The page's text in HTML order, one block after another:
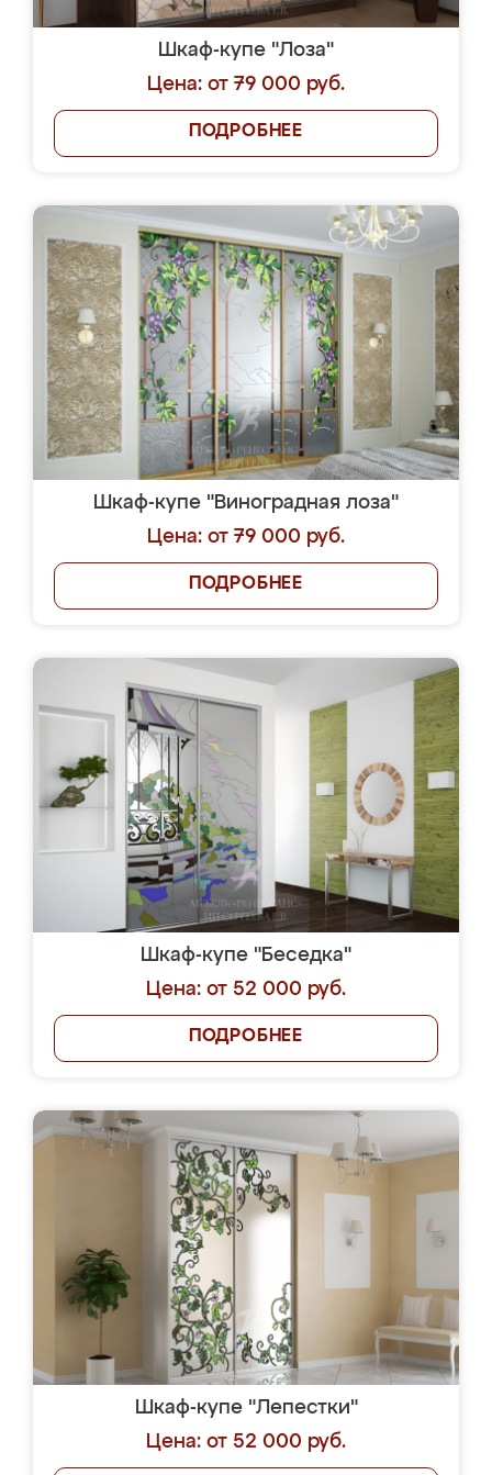
Шкаф-купе "Лоза"
Цена: от 79 000 руб.
ПОДРОБНЕЕ
Шкаф-купе "Виноградная лоза"
Цена: от 79 000 руб.
ПОДРОБНЕЕ
Шкаф-купе "Беседка"
Цена: от 52 000 руб.
ПОДРОБНЕЕ
Шкаф-купе "Лепестки"
Цена: от 52 000 руб.